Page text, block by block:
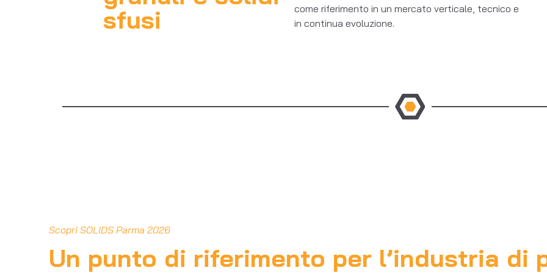
sfusi
come riferimento in un mercato verticale, tecnico e
in continua evoluzione.
Scopri SOLIDS Parma 2026
Un punto di riferimento per l’industria di